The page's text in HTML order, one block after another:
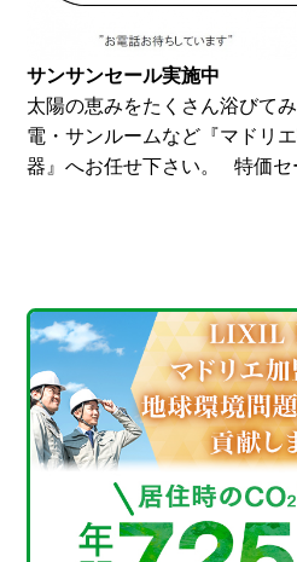
サンサンセール実施中
太陽の恵みをたくさん浴びて
電・サンルームなど『マドリ
器』へお任せ下さい。 特価セ